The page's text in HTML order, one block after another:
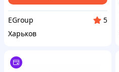
EGroup
5
Харьков